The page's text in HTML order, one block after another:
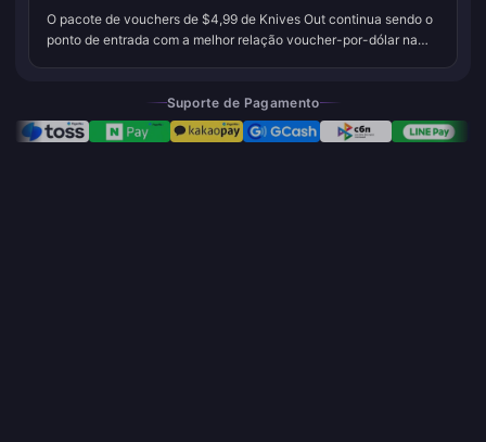
O pacote de vouchers de $4,99 de Knives Out continua sendo o
ponto de entrada com a melhor relação voucher-por-dólar na
Suporte de Pagamento